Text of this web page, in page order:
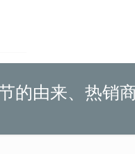
的由来、热销